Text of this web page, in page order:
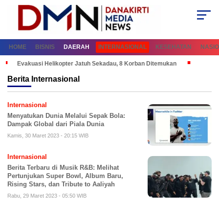
HOME BISNIS DAERAH INTERNASIONAL KESEHATAN
Evakuasi Helikopter Jatuh Sekadau, 8 Korban Ditemukan
Berita Internasional
Internasional
Menyatukan Dunia Melalui Sepak Bola:
Dampak Global dari Piala Dunia
Kamis, 30 Maret 2023 - 20:15 WIB
Internasional
Berita Terbaru di Musik R&B: Melihat
Pertunjukan Super Bowl, Album Baru,
Rising Stars, dan Tribute to Aaliyah
Rabu, 29 Maret 2023 - 05:50 WIB